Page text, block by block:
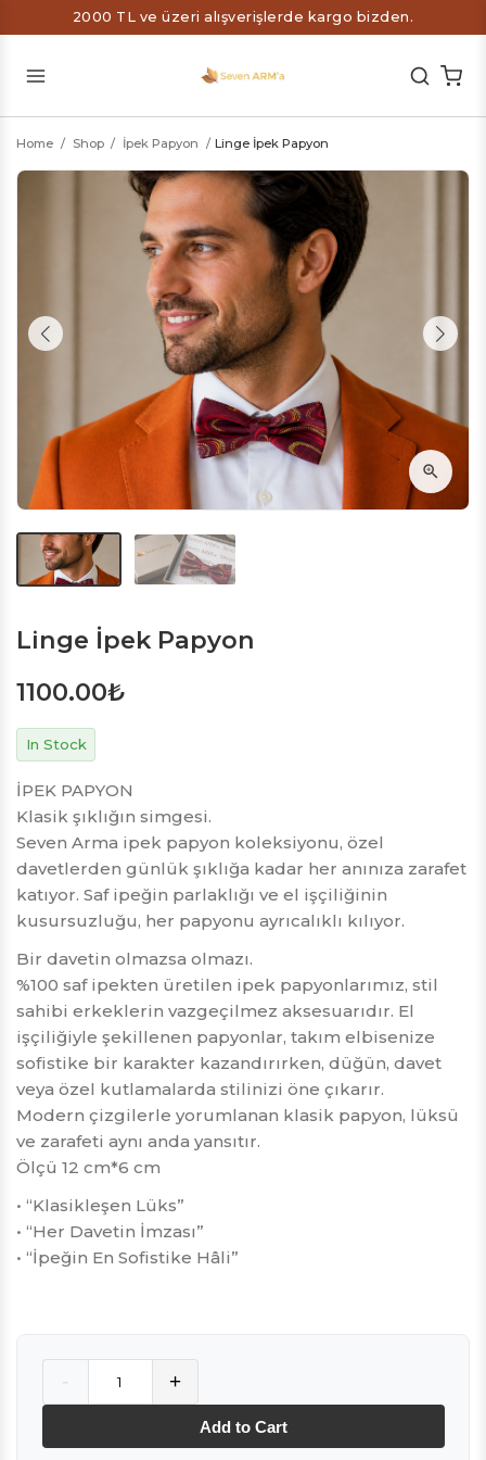
2000 TL ve üzeri alışverişlerde kargo bizden.
Home / Shop / İpek Papyon / Linge İpek Papyon
Linge İpek Papyon
1100.00₺
In Stock
İPEK PAPYON
Klasik şıklığın simgesi.
Seven Arma ipek papyon koleksiyonu, özel
davetlerden günlük şıklığa kadar her anınıza zarafet
katıyor. Saf ipeğin parlaklığı ve el işçiliğinin
kusursuzluğu, her papyonu ayrıcalıklı kılıyor.
Bir davetin olmazsa olmazı.
%100 saf ipekten üretilen ipek papyonlarımız, stil
sahibi erkeklerin vazgeçilmez aksesuarıdır. El
işçiliğiyle şekillenen papyonlar, takım elbisenize
sofistike bir karakter kazandırırken, düğün, davet
veya özel kutlamalarda stilinizi öne çıkarır.
Modern çizgilerle yorumlanan klasik papyon, lüksü
ve zarafeti aynı anda yansıtır.
Ölçü 12 cm*6 cm
• “Klasikleşen Lüks”
• “Her Davetin İmzası”
• “İpeğin En Sofistike Hâli”
- +
Add to Cart